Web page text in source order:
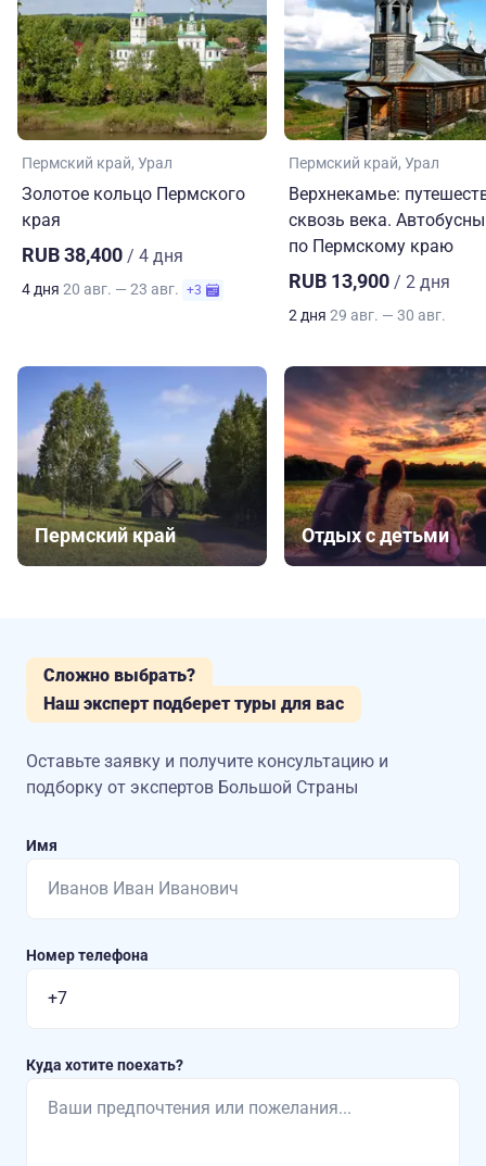
Пермский край Урал
Золотое кольцо Пермского
края
RUB 38,400 / 4 дня
4 дня 20 авг. — 23 авг. +3
Пермский край Урал
Верхнекамье:
сквозь века.
по Пермскому краю
RUB 13,900 / 2 дня
2 дня 29 авг. — 30 авг.
Пермский край Отдых с детьми
Сложно выбрать?
Наш эксперт подберет туры для вас
Оставьте заявку и получите консультацию и
подборку от экспертов Большой Страны
Имя
Номер телефона
Куда хотите поехать?